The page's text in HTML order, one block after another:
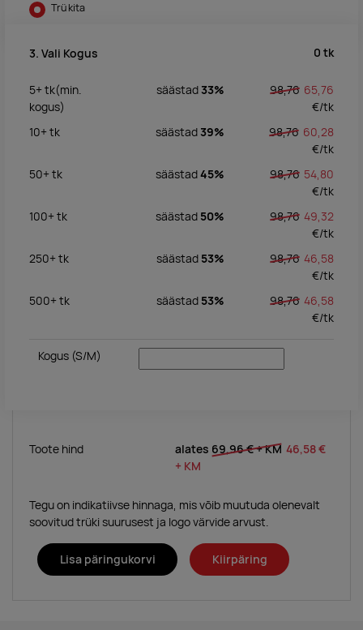
Trükita
3. Vali Kogus 0 tk
5+tk(min.
kogus)
säästad 33% 98,76 65,76
€/tk
10+tk säästad 39% 98,76 60,28
€/tk
50+tk säästad45% 98,76 54,80
€/tk
100+tk säästad 50% 98,76 49,32
€/tk
250+tk säästad 53% 98,76 46,58
€/tk
500+tk säästad 53% 98,76 46,58
€/tk
Kogus(S/M)
Toote hind alates 69,96 €+ KM 46,58 €
+ KM
Tegu on indikatiivse hinnaga, mis võib muutuda olenevalt
soovitud trüki suurusest ja logo värvide arvust.
Lisa päringukorvi Kiirpäring